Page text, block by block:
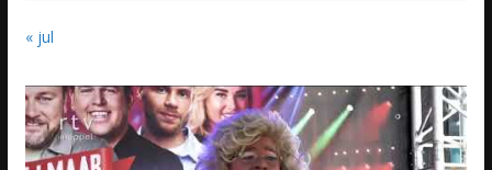
« jul